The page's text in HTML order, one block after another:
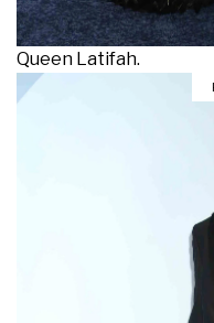
Queen Latifah.